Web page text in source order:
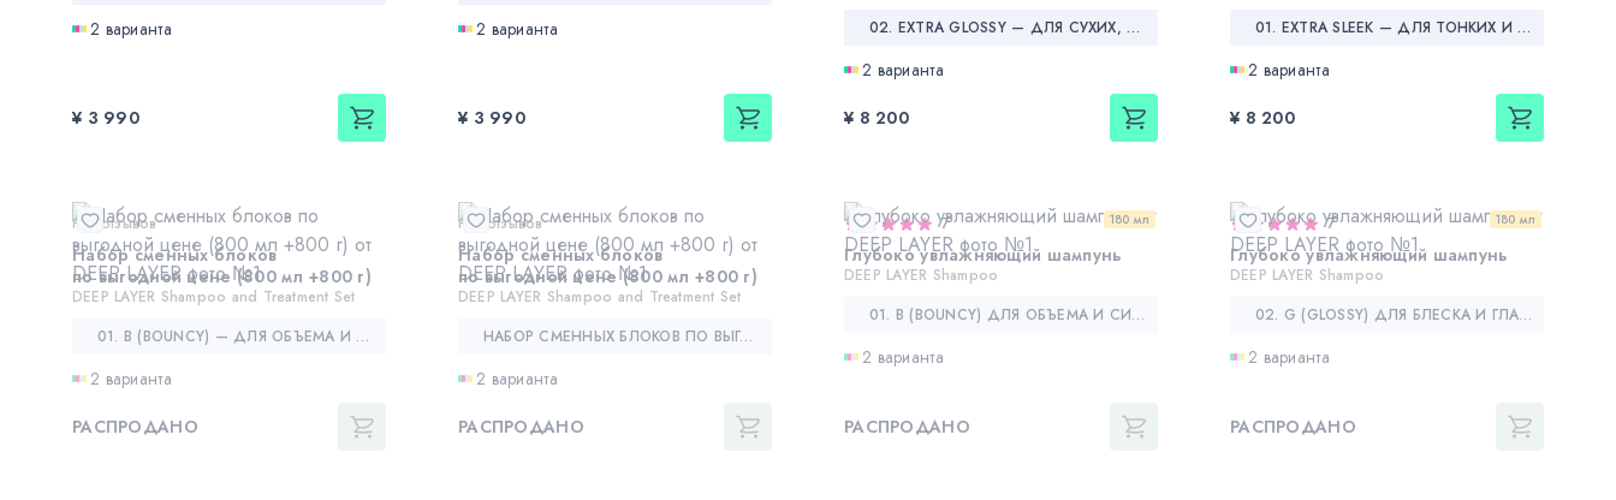
2 варианта
¥ 3 990
2 варианта
¥ 3 990
02. EXTRA GLOSSY — ДЛЯ СУХИХ, ЖЕСТКИХ И НЕПОСЛУШНЫХ ВОЛОС
2 варианта
¥ 8 200
01. EXTRA SLEEK — ДЛЯ ТОНКИХ И СПУТАННЫХ ВОЛОС
2 варианта
¥ 8 200
Нет отзывов
Набор сменных блоков
по выгодной цене (800 мл +800 г)
DEEP LAYER Shampoo and Treatment Set
01. B (BOUNCY) — ДЛЯ ОБЪЕМА И СИЛЫ ВОЛОС
2 варианта
РАСПРОДАНО
Нет отзывов
Набор сменных блоков
по выгодной цене (800 мл +800 г)
DEEP LAYER Shampoo and Treatment Set
НАБОР СМЕННЫХ БЛОКОВ ПО ВЫГОДНОЙ ЦЕНЕ (800 МЛ +800 Г) — DEEP LAYER SHAMPOO AND TREATMENT SET
2 варианта
РАСПРОДАНО
180 мл
7
Глубоко увлажняющий шампунь
DEEP LAYER Shampoo
01. B (BOUNCY) ДЛЯ ОБЪЕМА И СИЛЫ
2 варианта
РАСПРОДАНО
180 мл
7
Глубоко увлажняющий шампунь
DEEP LAYER Shampoo
02. G (GLOSSY) ДЛЯ БЛЕСКА И ГЛАДКОСТИ ВОЛОС
2 варианта
РАСПРОДАНО